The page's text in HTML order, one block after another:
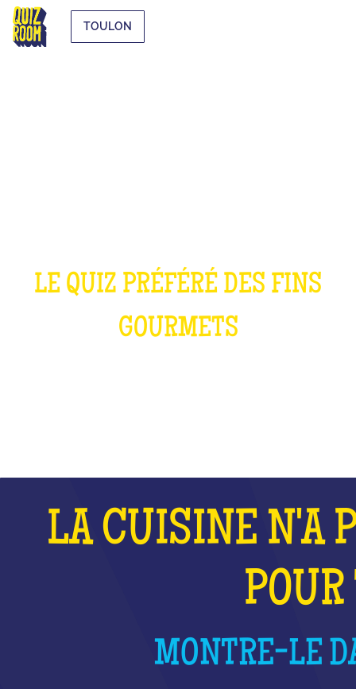
TOULON
LE QUIZ PRÉFÉRÉ DES FINS
GOURMETS
LA CUISINE N'A
MONTRE-LE